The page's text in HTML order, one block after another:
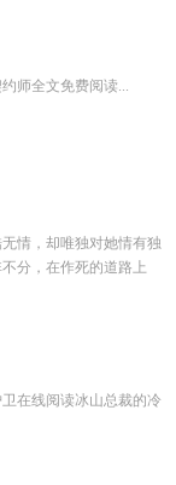
师全文免费阅读...
情，却唯独对她情有独
分，在作死的道路上
在线阅读冰山总裁的冷